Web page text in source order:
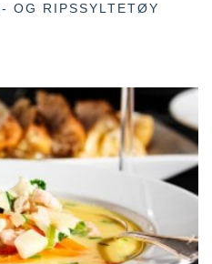
OG RIPSSYLTETØY